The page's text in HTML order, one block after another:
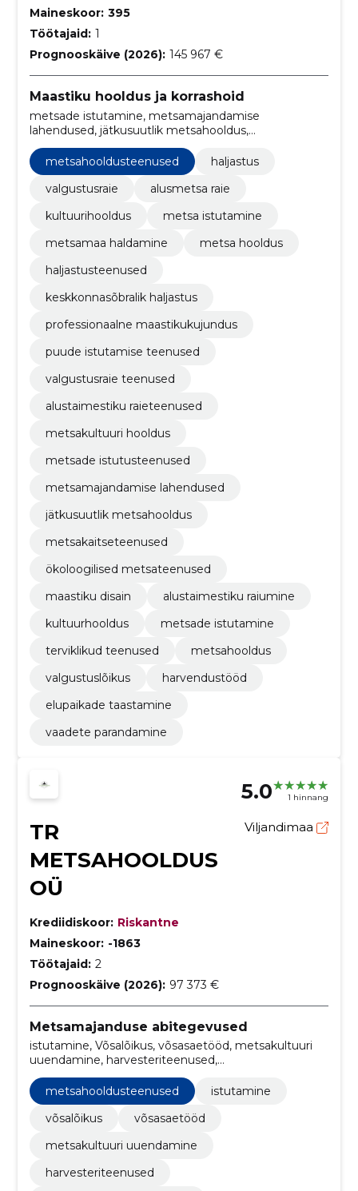
Maineskoor: 395
Töötajaid: 1
Prognooskäive (2026): 145 967 €
Maastiku hooldus ja korrashoid
metsade istutamine, metsamajandamise
lahendused, jätkusuutlik metsahooldus,
maastiku disain, alustaimestiku raiumine,
kultuurhooldus, elupaikade taastamine,
harvendustööd
metsahooldusteenused
haljastus
valgustusraie
alusmetsa raie
kultuurihooldus
metsa istutamine
metsamaa haldamine
metsa hooldus
haljastusteenused
keskkonnasõbralik haljastus
professionaalne maastikukujundus
puude istutamise teenused
valgustusraie teenused
alustaimestiku raieteenused
metsakultuuri hooldus
metsade istutusteenused
metsamajandamise lahendused
jätkusuutlik metsahooldus
metsakaitseteenused
ökoloogilised metsateenused
maastiku disain
alustaimestiku raiumine
kultuurhooldus
metsade istutamine
terviklikud teenused
metsahooldus
valgustuslõikus
harvendustööd
elupaikade taastamine
vaadete parandamine
5.0 1 hinnang
TR
METSAHOOLDUS
OÜ
Viljandimaa
Krediidiskoor: Riskantne
Maineskoor: -1863
Töötajaid: 2
Prognooskäive (2026): 97 373 €
Metsamajanduse abitegevused
istutamine, Võsalõikus, võsasaetööd, metsakultuuri
uuendamine, harvesteriteenused,
metsahooldusteenused, metsamajandusteenused,
võsaraie teenused, puude istutamise teenused,
metsade istutusteenused
metsahooldusteenused
istutamine
võsalõikus
võsasaetööd
metsakultuuri uuendamine
harvesteriteenused